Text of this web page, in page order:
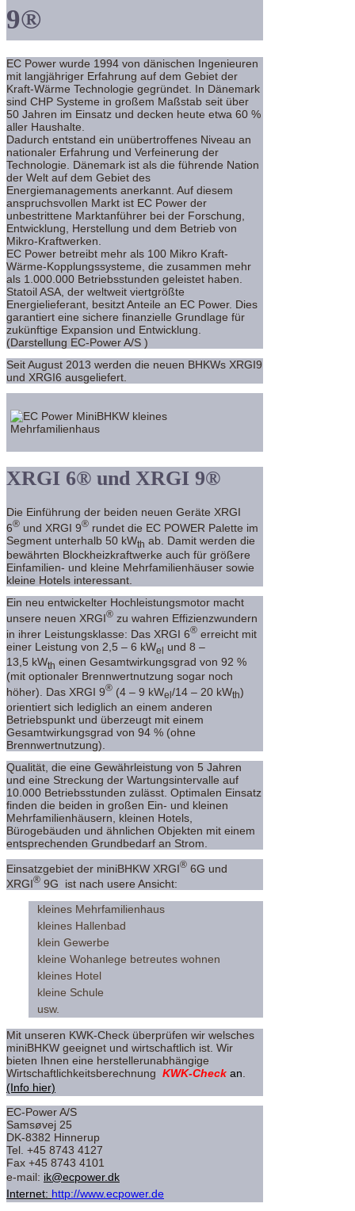
9®
EC Power wurde 1994 von dänischen Ingenieuren
mit langjähriger Erfahrung auf dem Gebiet der
Kraft-Wärme Technologie gegründet. In Dänemark
sind CHP Systeme in großem Maßstab seit über
50 Jahren im Einsatz und decken heute etwa 60 %
aller Haushalte.
Dadurch entstand ein unübertroffenes Niveau an
nationaler Erfahrung und Verfeinerung der
Technologie. Dänemark ist als die führende Nation
der Welt auf dem Gebiet des
Energiemanagements anerkannt. Auf diesem
anspruchsvollen Markt ist EC Power der
unbestrittene Marktanführer bei der Forschung,
Entwicklung, Herstellung und dem Betrieb von
Mikro-Kraftwerken.
EC Power betreibt mehr als 100 Mikro Kraft-
Wärme-Kopplungssysteme, die zusammen mehr
als 1.000.000 Betriebsstunden geleistet haben.
Statoil ASA, der weltweit viertgrößte
Energielieferant, besitzt Anteile an EC Power. Dies
garantiert eine sichere finanzielle Grundlage für
zukünftige Expansion und Entwicklung.
(Darstellung EC-Power A/S )
Seit August 2013 werden die neuen BHKWs XRGI9
und XRGI6 ausgeliefert.
XRGI 6® und XRGI 9®
Die Einführung der beiden neuen Geräte XRGI
6® und XRGI 9® rundet die EC POWER Palette im
Segment unterhalb 50 kWth ab. Damit werden die
bewährten Blockheizkraftwerke auch für größere
Einfamilien- und kleine Mehrfamilienhäuser sowie
kleine Hotels interessant.
Ein neu entwickelter Hochleistungsmotor macht
unsere neuen XRGI® zu wahren Effizienzwundern
in ihrer Leistungsklasse: Das XRGI 6® erreicht mit
einer Leistung von 2,5 – 6 kWel und 8 –
13,5 kWth einen Gesamtwirkungsgrad von 92 %
(mit optionaler Brennwertnutzung sogar noch
höher). Das XRGI 9® (4 – 9 kWel /14 – 20 kWth)
orientiert sich lediglich an einem anderen
Betriebspunkt und überzeugt mit einem
Gesamtwirkungsgrad von 94 % (ohne
Brennwertnutzung).
Qualität, die eine Gewährleistung von 5 Jahren
und eine Streckung der Wartungsintervalle auf
10.000 Betriebsstunden zulässt. Optimalen Einsatz
finden die beiden in großen Ein- und kleinen
Mehrfamilienhäusern, kleinen Hotels,
Bürogebäuden und ähnlichen Objekten mit einem
entsprechenden Grundbedarf an Strom.
Einsatzgebiet der miniBHKW XRGI® 6G und
XRGI® 9G ist nach usere Ansicht:
kleines Mehrfamilienhaus
kleines Hallenbad
klein Gewerbe
kleine Wohanlege betreutes wohnen
kleines Hotel
kleine Schule
usw.
Mit unseren KWK-Check überprüfen wir welsches
miniBHKW geeignet und wirtschaftlich ist. Wir
bieten Ihnen eine herstellerunabhängige
Wirtschaftlichkeitsberechnung KWK-Check an
(Info hier)
EC-Power A/S
Samsøvej 25
DK-8382 Hinnerup
Tel. +45 8743 4127
Fax +45 8743 4101
e-mail: ik@ecpower.dk
Internet: http://www.ecpower.de